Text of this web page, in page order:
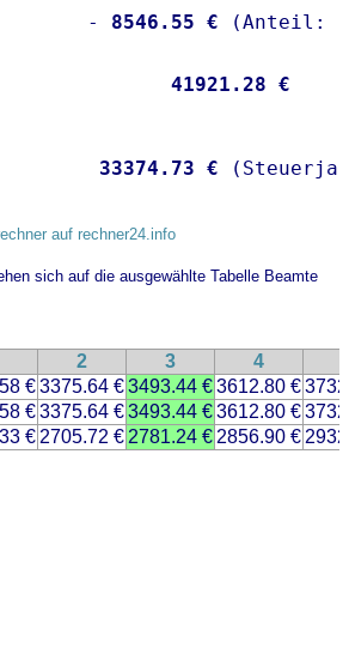
-
8546.55 €
41921.28 €
33374.73 €
auf rechner24.info
sich auf die ausgewählte Tabelle Beamte
2 3 4
€3375.64 €3493.44 €3612.80 €
€3375.64 €3493.44 €3612.80 €
€ 2705.72 € 2781.24 € 2856.90 €